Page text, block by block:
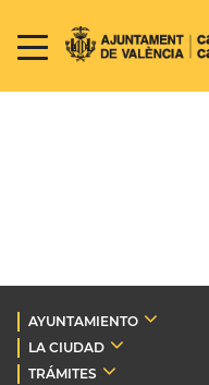
AYUNTAMIENTO
LA CIUDAD
TRÁMITES